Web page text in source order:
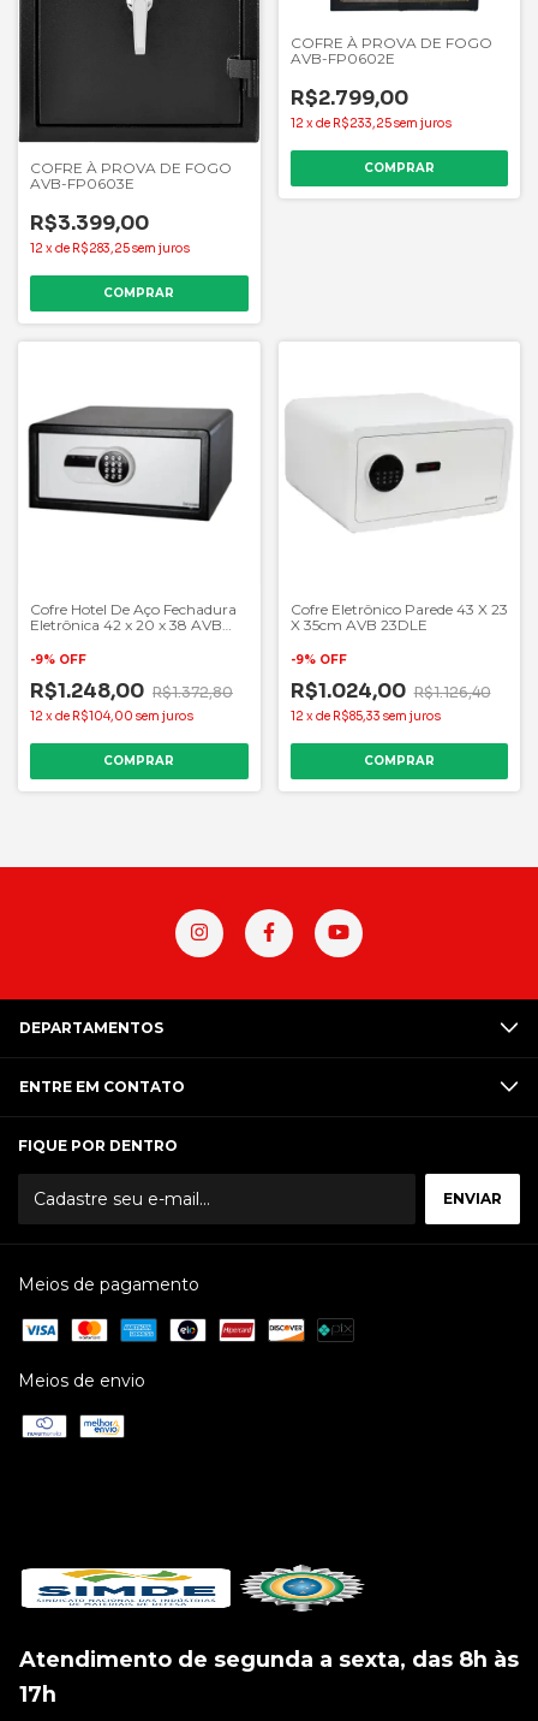
COFRE À PROVA DE FOGO
AVB-FP0603E
R$3.399,00
12 xde R$283,25sem juros
COFRE À PROVA DE FOGO
AVB-FP0602E
R$2.799,00
12 xde R$233,25sem juros
Cofre Hotel De Aço Fechadura
Eletrônica 42 x 20 x 38 AVB
-9% OFF
R$1.248,00 R$1.372,80
12 x de R$104,00 sem juros
Cofre Eletrônico Parede 43 X 23
X 35cm AVB 23DLE
-9% OFF
R$1.024,00 R$1.126,40
12 x de R$85,33 sem juros
DEPARTAMENTOS
ENTRE EM CONTATO
FIQUE POR DENTRO
Meios de pagamento
Meios de envio
Atendimento de segunda a sexta, das 8h às
17h